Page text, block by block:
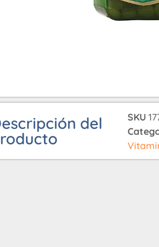
del SKU